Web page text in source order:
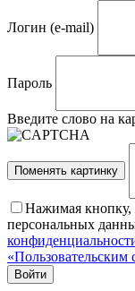
Логин (e-mail)
Пароль
Введите слово на
Поменять картинку
Нажимая кнопку,
персональных
«Пользовательским